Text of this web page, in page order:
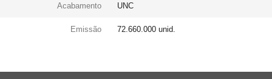
Acabamento UNC
Emissão 72.660.000 unid.